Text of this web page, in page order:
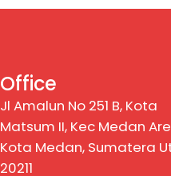
Office
Jl Amalun No 251 B, Kota
Matsum II, Kec Medan
Kota Medan, Sumatera
20211